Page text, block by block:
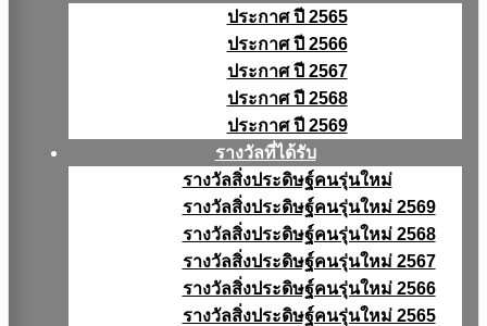
ประกาศ ปี 2565
ประกาศ ปี 2566
ประกาศ ปี 2567
ประกาศ ปี 2568
ประกาศ ปี 2569
รางวัลที่ได้รับ
รางวัลสิ่งประดิษฐ์คนรุ่นใหม่
รางวัลสิ่งประดิษฐ์คนรุ่นใหม่ 2569
รางวัลสิ่งประดิษฐ์คนรุ่นใหม่ 2568
รางวัลสิ่งประดิษฐ์คนรุ่นใหม่ 2567
รางวัลสิ่งประดิษฐ์คนรุ่นใหม่ 2566
รางวัลสิ่งประดิษฐ์คนรุ่นใหม่ 2565